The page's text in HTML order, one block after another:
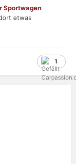
Sportwagen
etwas
1